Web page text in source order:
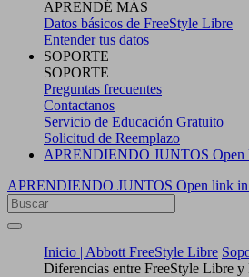
APRENDÉ MÁS
Datos básicos de FreeStyle Libre
Entender tus datos
SOPORTE
SOPORTE
Preguntas frecuentes
Contactanos
Servicio de Educación Gratuito
Solicitud de Reemplazo
APRENDIENDO JUNTOS Open
APRENDIENDO JUNTOS Open link
Inicio | Abbott FreeStyle Libre
Diferencias entre FreeStyle Libre